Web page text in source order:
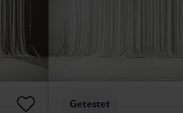
Getestet